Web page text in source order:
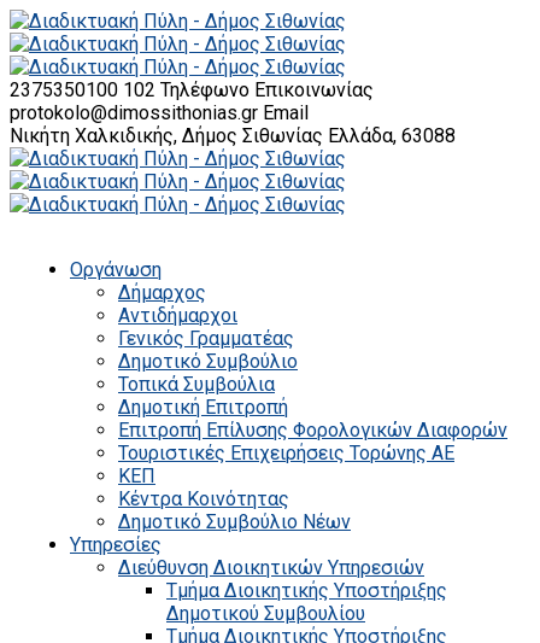
2375350100 102 Τηλέφωνο Επικοινωνίας
protokolo@dimossithonias.gr Email
Νικήτη Χαλκιδικής, Δήμος Σιθωνίας Ελλάδα, 63088
Οργάνωση
Δήμαρχος
Αντιδήμαρχοι
Γενικός Γραμματέας
Δημοτικό Συμβούλιο
Τοπικά Συμβούλια
Δημοτική Επιτροπή
Επιτροπή Επίλυσης Φορολογικών Διαφορών
Τουριστικές Επιχειρήσεις Τορώνης ΑΕ
ΚΕΠ
Κέντρα Κοινότητας
Δημοτικό Συμβούλιο Νέων
Υπηρεσίες
Διεύθυνση Διοικητικών Υπηρεσιών
Τμήμα Διοικητικής Υποστήριξης
Δημοτικού Συμβουλίου
Τμήμα Διοικητικής Υποστήριξης